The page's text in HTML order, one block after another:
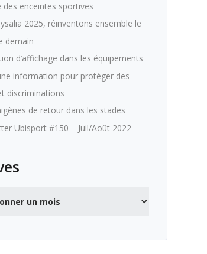
des enceintes sportives
2025, réinventons ensemble le
demain
d’affichage dans les équipements
information pour protéger des
discriminations
de retour dans les stades
Ubisport #150 – Juil/Août 2022